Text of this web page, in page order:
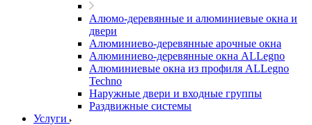
Алюмо-деревянные и алюминиевые окна и
двери
Алюминиево-деревянные арочные окна
Алюминиево-деревянные окна ALLegno
Алюминиевые окна из профиля ALLegno
Techno
Наружные двери и входные группы
Раздвижные системы
Услуги